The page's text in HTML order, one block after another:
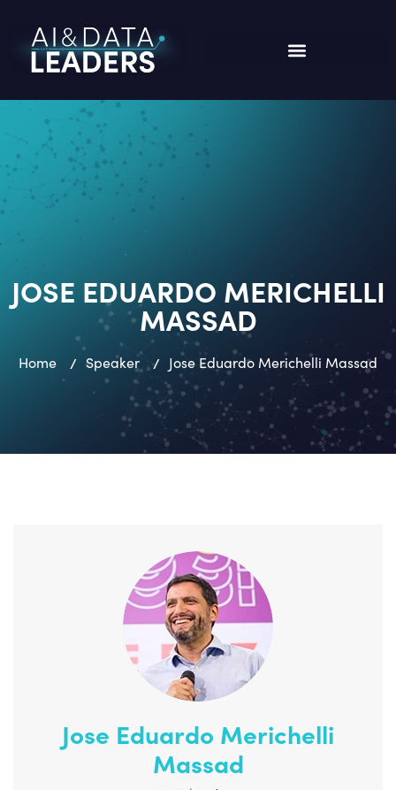
JOSE EDUARDO MERICHELLI
MASSAD
Home / Speaker / Jose Eduardo Merichelli Massad
Jose Eduardo Merichelli
Massad